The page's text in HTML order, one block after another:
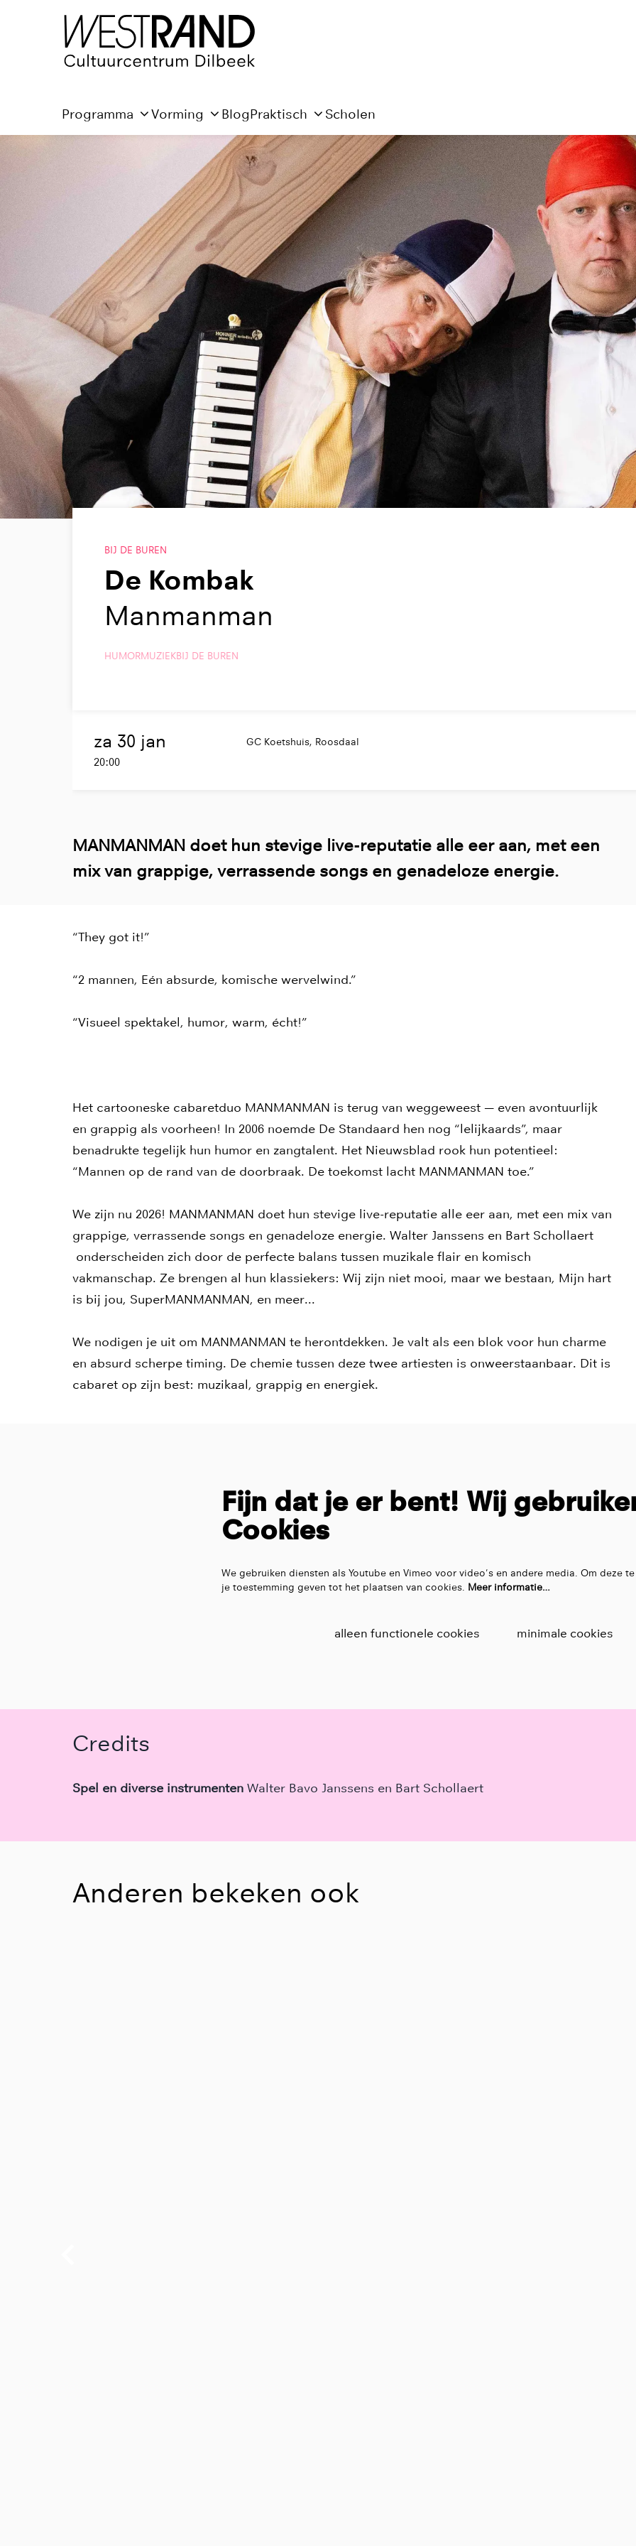
Programma Vorming BlogPraktisch Scholen
De Kombak
Manmanman
BIJ DE BUREN
HUMORMUZIEKBIJ DE BUREN
za 30 jan
20:00
GC Koetshuis, Roosdaal
MANMANMAN doet hun stevige live-reputatie alle eer aan, met een
mix van grappige, verrassende songs en genadeloze energie.
“They got it!”
“2 mannen, Eén absurde, komische wervelwind.”
“Visueel spektakel, humor, warm, écht!”
Het cartooneske cabaretduo MANMANMAN is terug van weggeweest — even avontuurlijk
en grappig als voorheen! In 2006 noemde De Standaard hen nog “lelijkaards”, maar
benadrukte tegelijk hun humor en zangtalent. Het Nieuwsblad rook hun potentieel:
“Mannen op de rand van de doorbraak. De toekomst lacht MANMANMAN toe.”
We zijn nu 2026! MANMANMAN doet hun stevige live-reputatie alle eer aan, met een mix van
grappige, verrassende songs en genadeloze energie. Walter Janssens en Bart Schollaert
onderscheiden zich door de perfecte balans tussen muzikale flair en komisch
vakmanschap. Ze brengen al hun klassiekers: Wij zijn niet mooi, maar we bestaan, Mijn hart
is bij jou, SuperMANMANMAN, en meer...
We nodigen je uit om MANMANMAN te herontdekken. Je valt als een blok voor hun charme
en absurd scherpe timing. De chemie tussen deze twee artiesten is onweerstaanbaar. Dit is
cabaret op zijn best: muzikaal, grappig en energiek.
Fijn dat je er bent! Wij
Cookies
We gebruiken diensten als Youtube en Vimeo voor video's en andere media. Om deze
je toestemming geven tot het plaatsen van cookies. Meer informatie…
alleen functionele cookies minimale cookies
Credits
Spel en diverse instrumenten Walter Bavo Janssens en Bart Schollaert
Anderen bekeken ook